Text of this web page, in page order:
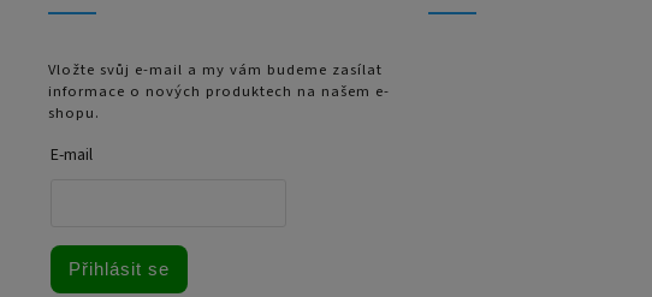
Vložte svůj e-mail a my vám budeme zasílat
informace o nových produktech na našem e-
shopu.
E-mail
Přihlásit se